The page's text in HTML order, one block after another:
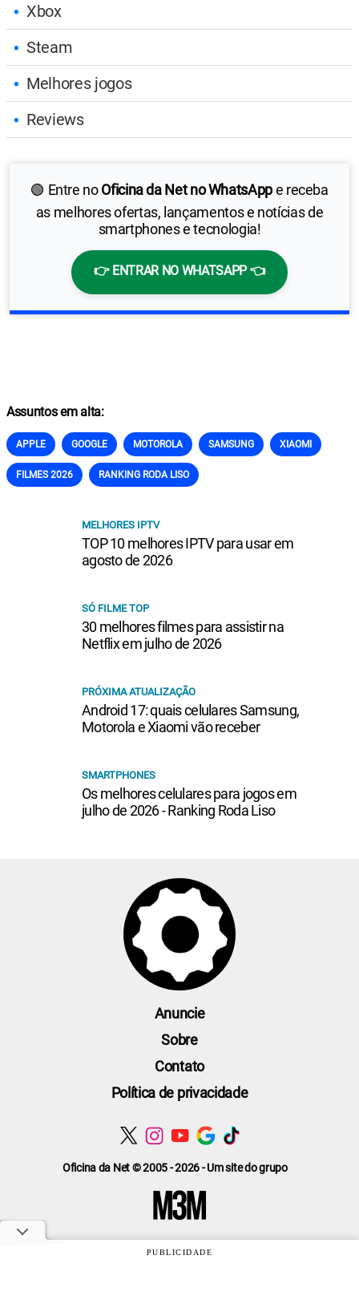
Xbox
Steam
Melhores jogos
Reviews
🟢 Entre noOficina da Net no WhatsAppe receba
as melhores ofertas, lançamentos e notícias de
smartphones e tecnologia!
👉 ENTRAR NO WHATSAPP 👈
Assuntos em alta:
APPLE GOOGLE MOTOROLA SAMSUNG XIAOMI
FILMES 2026 RANKING RODA LISO
MELHORES IPTV
TOP 10 melhores IPTV para usar em
agosto de 2026
SÓ FILME TOP
30 melhores filmes para assistir na
Netflix em julho de 2026
PRÓXIMA ATUALIZAÇÃO
Android 17: quais celulares Samsung,
Motorola e Xiaomi vão receber
SMARTPHONES
Os melhores celulares para jogos em
julho de 2026 - Ranking Roda Liso
Oficina da Net © 2005 - 2026 - Um site do grupo
Anuncie
Sobre
Contato
Política de privacidade
PUBLICIDADE